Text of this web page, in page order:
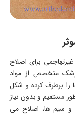
برای اصلاح
متخصص از مواد
را برطرف کرده و شکل
مستقیم و بدون نیاز
و سیم ها، اصلاح می